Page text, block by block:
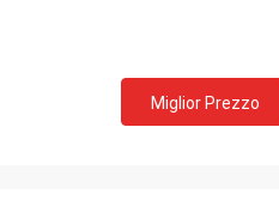
Miglior Prezzo